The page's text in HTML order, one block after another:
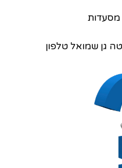
מסעדות
גן שמואל טלפון